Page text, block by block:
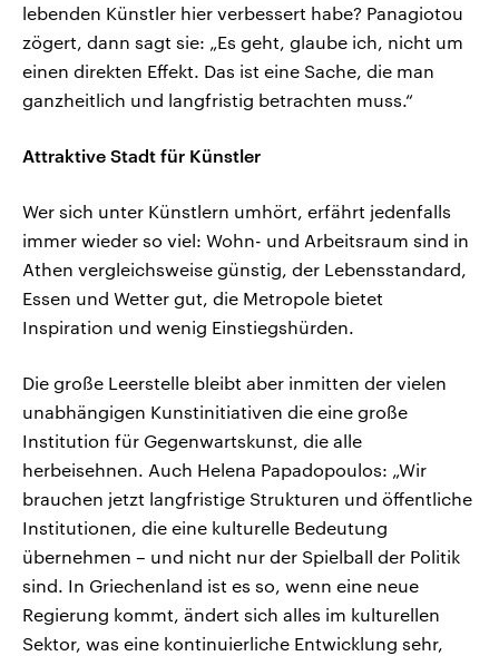
lebenden Künstler hier verbessert habe? Panagiotou
zögert, dann sagt sie: „Es geht, glaube ich, nicht um
einen direkten Effekt. Das ist eine Sache, die man
ganzheitlich und langfristig betrachten muss.“
Attraktive Stadt für Künstler
Wer sich unter Künstlern umhört, erfährt jedenfalls
immer wieder so viel: Wohn- und Arbeitsraum sind in
Athen vergleichsweise günstig, der Lebensstandard,
Essen und Wetter gut, die Metropole bietet
Inspiration und wenig Einstiegshürden.
Die große Leerstelle bleibt aber inmitten der vielen
unabhängigen Kunstinitiativen die eine große
Institution für Gegenwartskunst, die alle
herbeisehnen. Auch Helena Papadopoulos: „Wir
brauchen jetzt langfristige Strukturen und öffentliche
Institutionen, die eine kulturelle Bedeutung
übernehmen – und nicht nur der Spielball der Politik
sind. In Griechenland ist es so, wenn eine neue
Regierung kommt, ändert sich alles im kulturellen
Sektor, was eine kontinuierliche Entwicklung sehr,